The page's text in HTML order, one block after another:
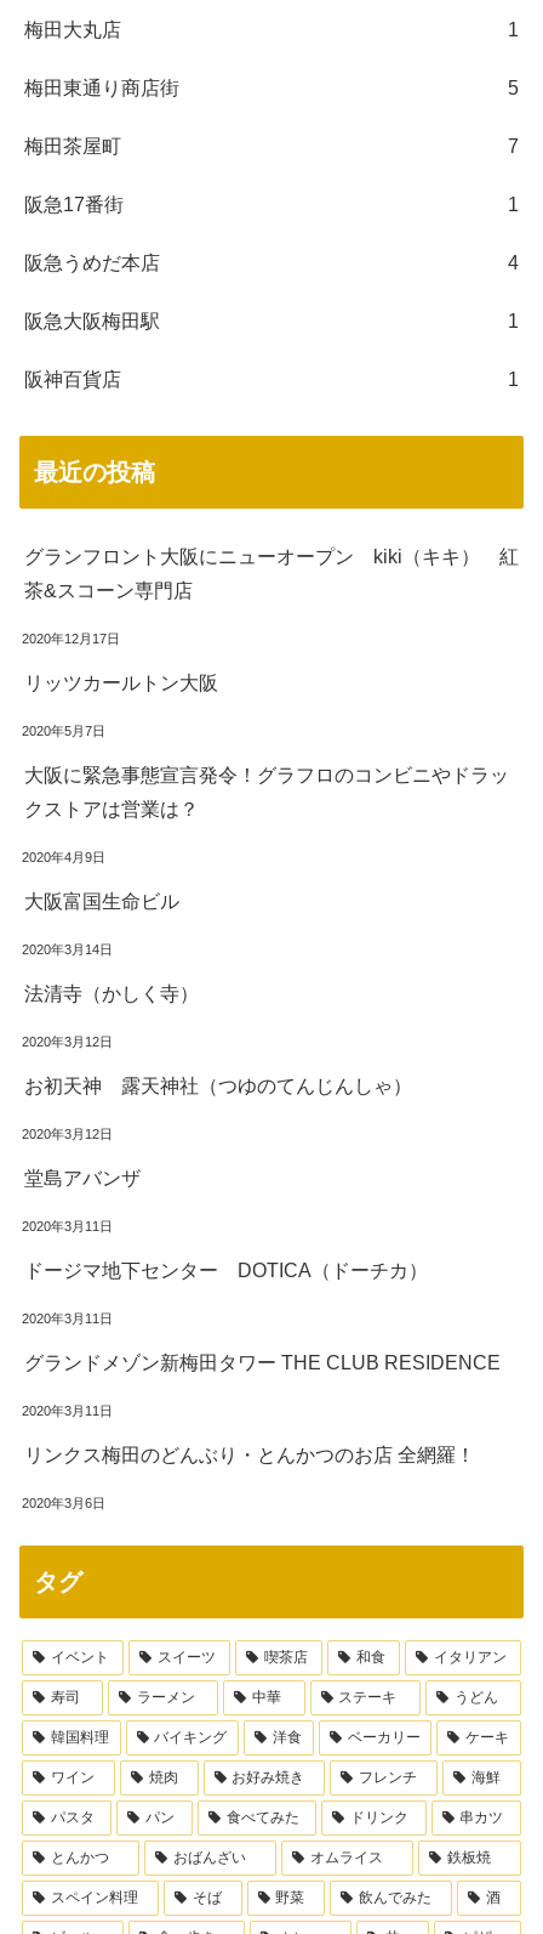
梅田大丸店 1
梅田東通り商店街 5
梅田茶屋町 7
阪急17番街 1
阪急うめだ本店 4
阪急大阪梅田駅 1
阪神百貨店 1
最近の投稿
グランフロント大阪にニューオープン kiki（キキ） 紅
茶&スコーン専門店
2020年12月17日
リッツカールトン大阪
2020年5月7日
大阪に緊急事態宣言発令！グラフロのコンビニやドラッ
クストアは営業は？
2020年4月9日
大阪富国生命ビル
2020年3月14日
法清寺（かしく寺）
2020年3月12日
お初天神 露天神社（つゆのてんじんしゃ）
2020年3月12日
堂島アバンザ
2020年3月11日
ドージマ地下センター DOTICA（ドーチカ）
2020年3月11日
グランドメゾン新梅田タワー THE CLUB RESIDENCE
2020年3月11日
リンクス梅田のどんぶり・とんかつのお店 全網羅！
2020年3月6日
タグ
イベント スイーツ 喫茶店 和食 イタリアン
寿司 ラーメン 中華 ステーキ うどん
韓国料理 バイキング 洋食 ベーカリー ケーキ
ワイン 焼肉 お好み焼き フレンチ 海鮮
パスタ パン 食べてみた ドリンク 串カツ
とんかつ おばんざい オムライス 鉄板焼
スペイン料理 そば 野菜 飲んでみた 酒